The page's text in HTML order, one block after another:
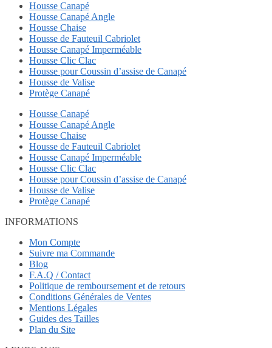
Housse Canapé
Housse Canapé Angle
Housse Chaise
Housse de Fauteuil Cabriolet
Housse Canapé Imperméable
Housse Clic Clac
Housse pour Coussin d’assise de Canapé
Housse de Valise
Protège Canapé
Housse Canapé
Housse Canapé Angle
Housse Chaise
Housse de Fauteuil Cabriolet
Housse Canapé Imperméable
Housse Clic Clac
Housse pour Coussin d’assise de Canapé
Housse de Valise
Protège Canapé
INFORMATIONS
Mon Compte
Suivre ma Commande
Blog
F.A.Q / Contact
Politique de remboursement et de retours
Conditions Générales de Ventes
Mentions Légales
Guides des Tailles
Plan du Site